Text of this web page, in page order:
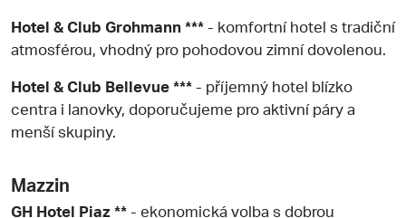
Hotel & Club Grohmann ***- komfortní hotel s tradiční
atmosférou, vhodný pro pohodovou zimní dovolenou.
Hotel & Club Bellevue ***- příjemný hotel blízko
centra i lanovky, doporučujeme pro aktivní páry a
menší skupiny.
Mazzin
GH Hotel Piaz **- ekonomická volba s dobrou